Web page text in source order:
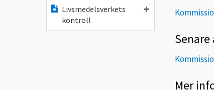
Livsmedelsverkets
kontroll
Mer